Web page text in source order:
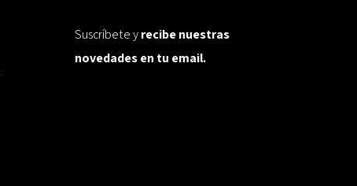
Suscríbete yrecibe nuestras
novedades en tu email.